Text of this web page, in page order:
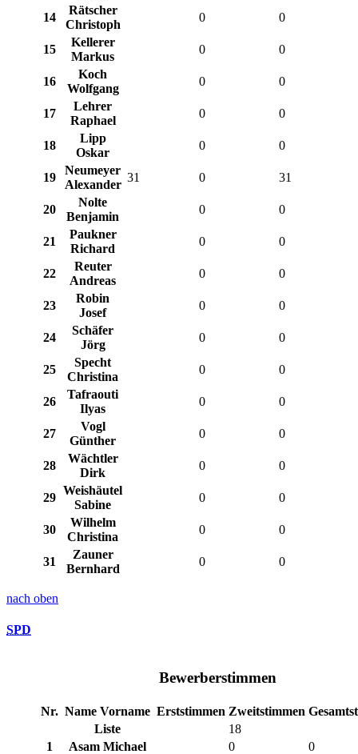
14
Rätscher
Christoph
0 0
15
Kellerer
Markus
0 0
16
Koch
Wolfgang
0 0
17
Lehrer
Raphael
0 0
18
Lipp
Oskar
0 0
19
Neumeyer
Alexander
31 0 31
20
Nolte
Benjamin
0 0
21
Paukner
Richard
0 0
22
Reuter
Andreas
0 0
23
Robin
Josef
0 0
24
Schäfer
Jörg
0 0
25
Specht
Christina
0 0
26
Tafraouti
Ilyas
0 0
27
Vogl
Günther
0 0
28
Wächtler
Dirk
0 0
29
Weishäutel
Sabine
0 0
30
Wilhelm
Christina
0 0
31
Zauner
Bernhard
0 0
nach oben
SPD
Bewerberstimmen
Nr. Name Vorname Erststimmen Zweitstimmen
Liste
18
1
Asam Michael 0
0